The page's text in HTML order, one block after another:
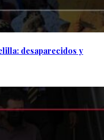
desaparecidos y